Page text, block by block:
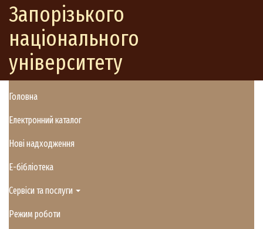
Запорізького
національного
університету
Головна
Електронний каталог
Нові надходження
E-бібліотека
Сервіси та послуги
Режим роботи